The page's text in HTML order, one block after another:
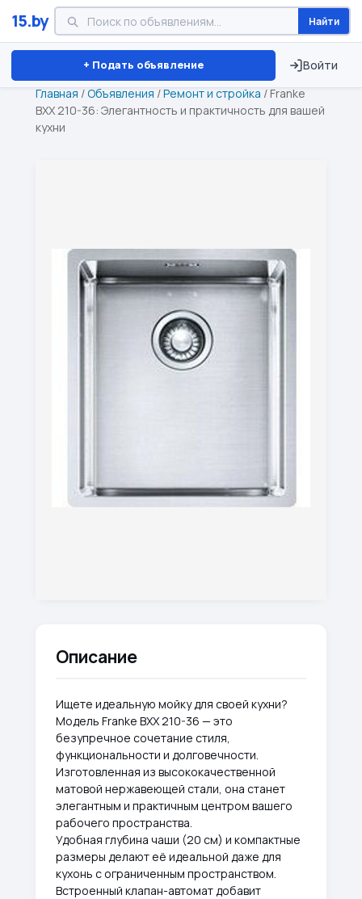
15.by Найти
+ Подать объявление Войти
Минск Витебск Брест ⏱ ТОЛЬКО 15 ДНЕЙ
Главная /Объявления /Ремонт и стройка / Franke
BXX 210-36: Элегантность и практичность для вашей
кухни
Описание
Ищете идеальную мойку для своей кухни?
Модель Franke BXX 210-36 — это
безупречное сочетание стиля,
функциональности и долговечности.
Изготовленная из высококачественной
матовой нержавеющей стали, она станет
элегантным и практичным центром вашего
рабочего пространства.
Удобная глубина чаши (20 см) и компактные
размеры делают её идеальной даже для
кухонь с ограниченным пространством.
Встроенный клапан-автомат добавит